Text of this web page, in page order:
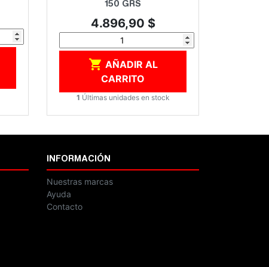
150 GRS
Precio
4.896,90 $

CARRITO
1 Últimas unidades en stock
INFORMACIÓN
Nuestras marcas
Ayuda
Contacto